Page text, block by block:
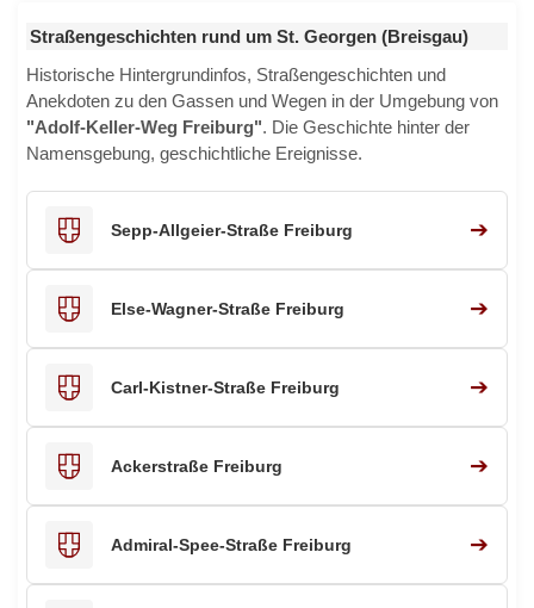
Straßengeschichten rund um St. Georgen (Breisgau)
Historische Hintergrundinfos, Straßengeschichten und
Anekdoten zu den Gassen und Wegen in der Umgebung von
"Adolf-Keller-Weg Freiburg". Die Geschichte hinter der
Namensgebung, geschichtliche Ereignisse.
Sepp-Allgeier-Straße Freiburg ➔
Else-Wagner-Straße Freiburg ➔
Carl-Kistner-Straße Freiburg ➔
Ackerstraße Freiburg ➔
Admiral-Spee-Straße Freiburg ➔